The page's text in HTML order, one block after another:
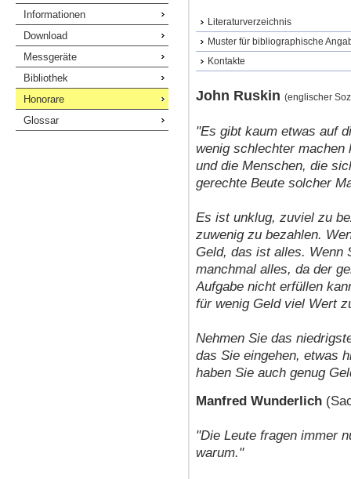
Informationen
Download
Messgeräte
Bibliothek
Honorare
Glossar
Literaturverzeichnis
Muster für bibliographische
Kontakte
John Ruskin (englischer
"Es gibt kaum etwas auf
wenig schlechter machen
und die Menschen, die
gerechte Beute solcher
Es ist unklug, zuviel zu
zuwenig zu bezahlen.
Geld, das ist alles. Wenn
manchmal alles, da der
Aufgabe nicht erfüllen
für wenig Geld viel Wert
Nehmen Sie das
das Sie eingehen, etwas
haben Sie auch genug
Manfred Wunderlich
"Die Leute fragen immer
warum."